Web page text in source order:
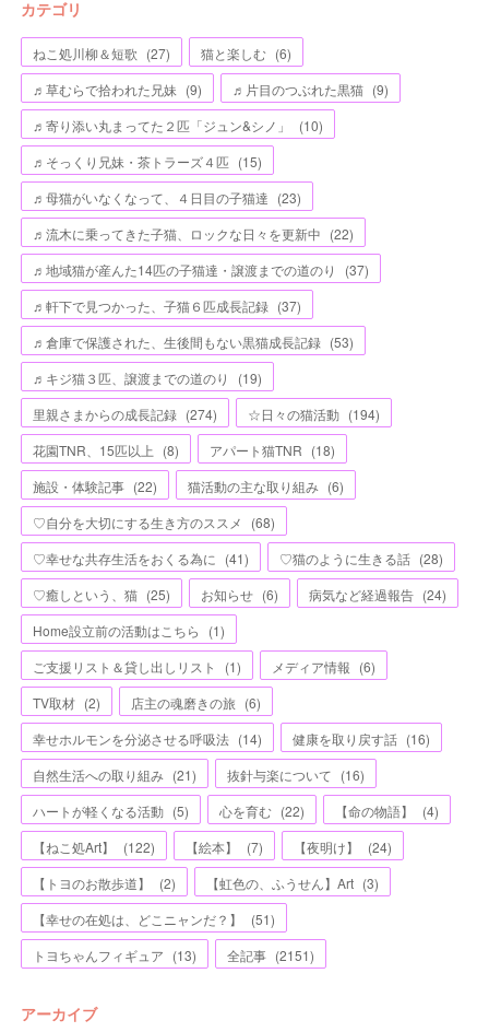
カテゴリ
ねこ処川柳＆短歌 (27) 猫と楽しむ (6)
♬草むらで拾われた兄妹 (9) ♬片目のつぶれた黒猫 (9)
♬寄り添い丸まってた２匹「ジュン&シノ」
(10)
♬そっくり兄妹・茶トラーズ４匹 (15)
♬母猫がいなくなって、４日目の子猫達 (23)
♬流木に乗ってきた子猫、ロックな日々を更新中 (22)
♬地域猫が産んた14匹の子猫達・譲渡までの道のり
(37)
♬軒下で見つかった、子猫６匹成長記録 (37)
♬倉庫で保護された、生後間もない黒猫成長記録 (53)
♬キジ猫３匹、譲渡までの道のり
(19)
里親さまからの成長記録 (274) ☆日々の猫活動 (194)
花園TNR、15匹以上 (8) アパート猫TNR (18)
施設・体験記事 (22) 猫活動の主な取り組み (6)
♡自分を大切にする生き方のススメ
(68)
♡幸せな共存生活をおくる為に (41) ♡猫のように生きる話 (28)
♡癒しという、猫 (25) お知らせ (6) 病気など経過報告 (24)
Home設立前の活動はこちら
(1)
ご支援リスト＆貸し出しリスト
(1) メディア情報 (6)
TV取材 (2) 店主の魂磨きの旅 (6)
幸せホルモンを分泌させる呼吸法 (14) 健康を取り戻す話 (16)
自然生活への取り組み (21) 抜針与楽について (16)
ハートが軽くなる活動 (5) 心を育む (22) 【命の物語】 (4)
【ねこ処Art】
(122) 【絵本】 (7) 【夜明け】 (24)
【トヨのお散歩道】
(2) 【虹色の、ふうせん】Art (3)
【幸せの在処は、どこニャンだ？】
(51)
トヨちゃんフィギュア (13) 全記事 (2151)
アーカイブ